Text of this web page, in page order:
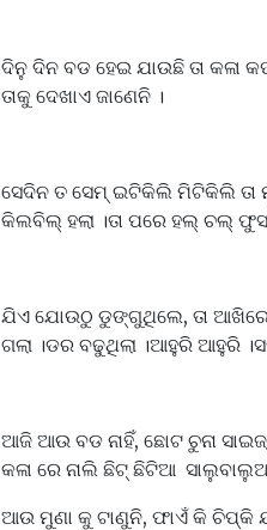
ଦିନୁ ଦିନ ବଡ ହେଇ ଯାଉଛି ତା କଳା
ତାକୁ ଦେଖାଏ ଜାଣେନି ।
ସେଦିନ ତ ସେମ୍ ଇଟିକିଲି ମିଟିକିଲି ତା
କିଲବିଲ୍ ହଲା ।ତା ପରେ ହଲ୍ ଚଲ୍ ଫୁସ୍
ଯିଏ ଯୋଉଠୁ ଡୁଙ୍ଗୁଥିଲେ, ତା ଆଖିରେ
ଗଲା ।ଡର ବଢୁଥିଲା ।ଆହୁରି ଆହୁରି
ଆଜି ଆଉ ବଡ ନାହିଁ, ଛୋଟ ଚୁନା
କଳା ରେ ନାଲି ଛିଟ୍ ଛିଟିଆ
ଆଉ ମୁଣା କୁ ଟାଣୁନି, ଫାଏଁ କି ଚିପ୍କି